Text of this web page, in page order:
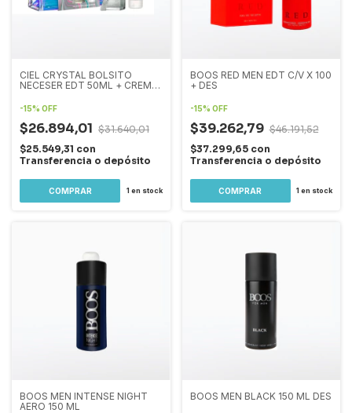
CIEL CRYSTAL BOLSITO
NECESER EDT 50ML + CREMA
-15% OFF
$26.894,01 $31.640,01
$25.549,31 con
Transferencia o depósito
1 en stock
BOOS RED MEN EDT C/V X 100
+ DES
-15% OFF
$39.262,79 $46.191,52
$37.299,65 con
Transferencia o depósito
1 en stock
BOOS MEN INTENSE NIGHT
AERO 150 ML
BOOS MEN BLACK 150 ML DES